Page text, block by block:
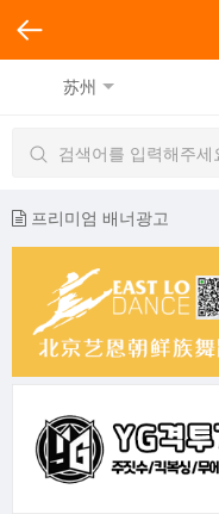
苏州
프리미엄 배너광고